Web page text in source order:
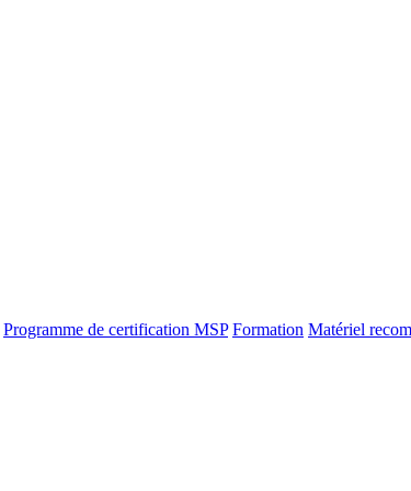
Programme de certification MSP Formation Matériel